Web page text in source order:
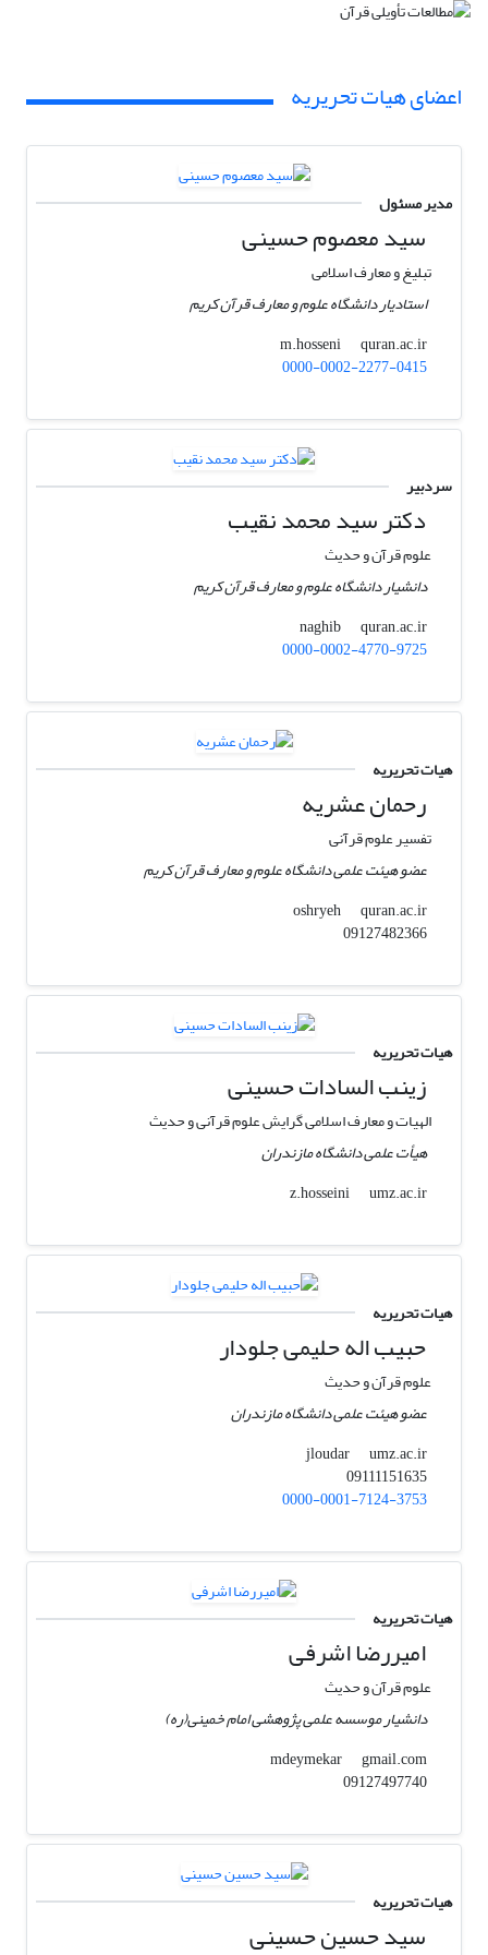
اعضای هیات تحریریه
مدیر مسئول
سید معصوم حسینی
تبلیغ و معارف اسلامی
استادیار دانشگاه علوم و معارف قرآن کریم
m.hosseni
quran.ac.ir
0000-0002-2277-0415
سردبیر
دکتر سید محمد نقیب
علوم قرآن و حدیث
دانشیار دانشگاه علوم و معارف قرآن کریم
naghib
quran.ac.ir
0000-0002-4770-9725
هیات تحریریه
رحمان عشریه
تفسیر علوم قرآنی
عضو هیئت علمی دانشگاه علوم و معارف قرآن کریم
oshryeh
quran.ac.ir
09127482366
هیات تحریریه
زینب السادات حسینی
الهیات و معارف اسلامی گرایش علوم قرآنی و حدیث
هیأت علمی دانشگاه مازندران
z.hosseini
umz.ac.ir
هیات تحریریه
حبیب اله حلیمی جلودار
علوم قرآن و حدیث
عضو هیئت علمی دانشگاه مازندران
jloudar
umz.ac.ir
09111151635
0000-0001-7124-3753
هیات تحریریه
امیررضا اشرفی
علوم قرآن و حدیث
دانشیار موسسه علمی پژوهشی امام خمینی(ره)
mdeymekar
gmail.com
09127497740
هیات تحریریه
سید حسین حسینی